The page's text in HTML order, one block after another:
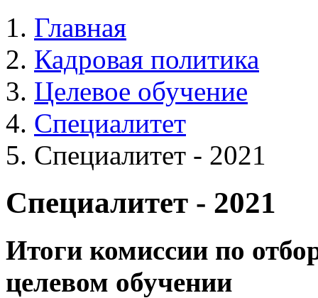
Главная
Кадровая политика
Целевое обучение
Специалитет
Специалитет - 2021
Специалитет - 2021
Итоги комиссии по
целевом обучении